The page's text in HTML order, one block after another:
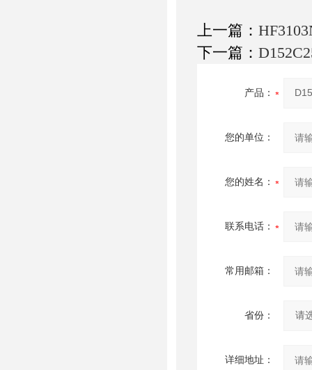
上一篇：
下一篇：
产品：
您的单位：
您的姓名：
联系电话：
常用邮箱：
省份：
详细地址：